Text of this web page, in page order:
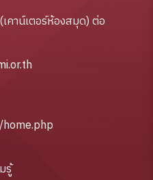
าน์เตอร์ห้องสมุด) ต่อ
รู้